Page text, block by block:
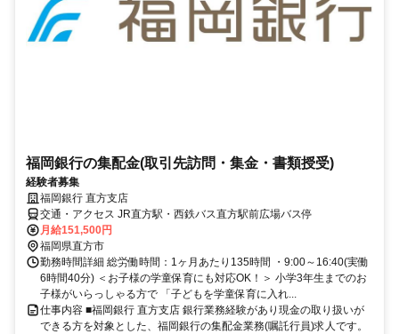
福岡銀行の集配金(取引先訪問・集金・書類授受)
経験者募集
福岡銀行 直方支店
交通・アクセス JR直方駅・西鉄バス直方駅前広場バス停
月給151,500円
福岡県直方市
勤務時間詳細 総労働時間：1ヶ月あたり135時間 ・9:00～16:40(実働
6時間40分) ＜お子様の学童保育にも対応OK！＞ 小学3年生までのお
子様がいらっしゃる方で 「子どもを学童保育に入れ...
仕事内容 ■福岡銀行 直方支店 銀行業務経験があり現金の取り扱いが
できる方を対象とした、福岡銀行の集配金業務(嘱託行員)求人です。